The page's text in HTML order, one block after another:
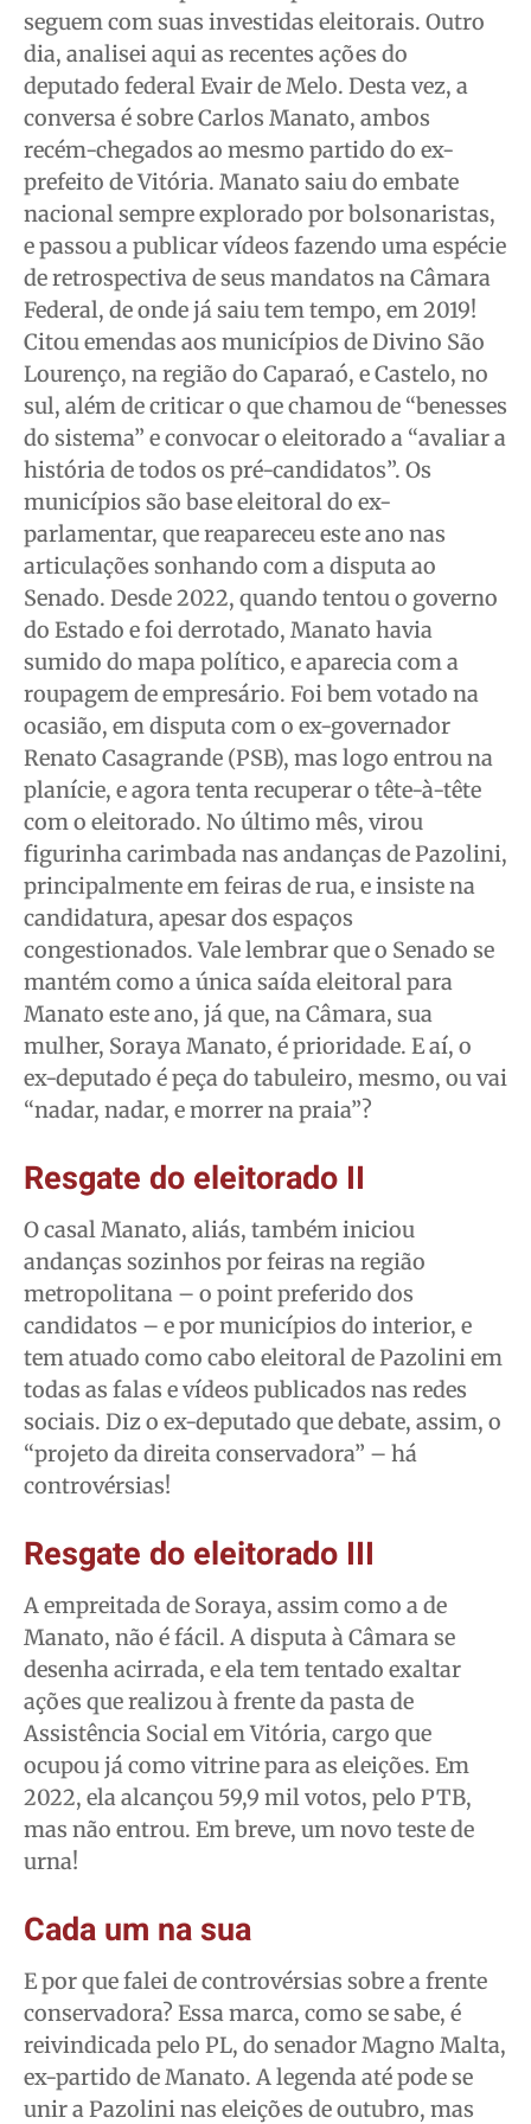
Quem Somos
Expediente
Contato
Anuncie
Privacidade
Quem Somos
Expediente
Contato
Anuncie
Privacidade
Quem Somos
Expediente
Contato
Anuncie
Privacidade
Quem Somos
Expediente
Contato
Anuncie
Privacidade
seguem com suas investidas eleitorais. Outro
dia, analisei aqui as recentes ações do
deputado federal Evair de Melo. Desta vez, a
conversa é sobre Carlos Manato, ambos
recém-chegados ao mesmo partido do ex-
prefeito de Vitória. Manato saiu do embate
nacional sempre explorado por bolsonaristas,
e passou a publicar vídeos fazendo uma espécie
de retrospectiva de seus mandatos na Câmara
Federal, de onde já saiu tem tempo, em 2019!
Citou emendas aos municípios de Divino São
Lourenço, na região do Caparaó, e Castelo, no
sul, além de criticar o que chamou de “benesses
do sistema” e convocar o eleitorado a “avaliar a
história de todos os pré-candidatos”. Os
municípios são base eleitoral do ex-
parlamentar, que reapareceu este ano nas
articulações sonhando com a disputa ao
Senado. Desde 2022, quando tentou o governo
do Estado e foi derrotado, Manato havia
sumido do mapa político, e aparecia com a
roupagem de empresário. Foi bem votado na
ocasião, em disputa com o ex-governador
Renato Casagrande (PSB), mas logo entrou na
planície, e agora tenta recuperar o tête-à-tête
com o eleitorado. No último mês, virou
figurinha carimbada nas andanças de Pazolini,
principalmente em feiras de rua, e insiste na
candidatura, apesar dos espaços
congestionados. Vale lembrar que o Senado se
mantém como a única saída eleitoral para
Manato este ano, já que, na Câmara, sua
mulher, Soraya Manato, é prioridade. E aí, o
ex-deputado é peça do tabuleiro, mesmo, ou vai
“nadar, nadar, e morrer na praia”?
Resgate do eleitorado II
O casal Manato, aliás, também iniciou
andanças sozinhos por feiras na região
metropolitana – o point preferido dos
candidatos – e por municípios do interior, e
tem atuado como cabo eleitoral de Pazolini em
todas as falas e vídeos publicados nas redes
sociais. Diz o ex-deputado que debate, assim, o
“projeto da direita conservadora” – há
controvérsias!
Resgate do eleitorado III
A empreitada de Soraya, assim como a de
Manato, não é fácil. A disputa à Câmara se
desenha acirrada, e ela tem tentado exaltar
ações que realizou à frente da pasta de
Assistência Social em Vitória, cargo que
ocupou já como vitrine para as eleições. Em
2022, ela alcançou 59,9 mil votos, pelo PTB,
mas não entrou. Em breve, um novo teste de
urna!
Cada um na sua
E por que falei de controvérsias sobre a frente
conservadora? Essa marca, como se sabe, é
reivindicada pelo PL, do senador Magno Malta,
ex-partido de Manato. A legenda até pode se
unir a Pazolini nas eleições de outubro, mas